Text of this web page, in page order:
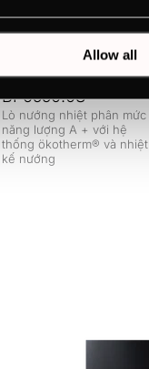
Allow all
BP6550.0S
Lò nướng nhiệt phân mức
năng lượng A + với hệ
thống ökotherm® và nhiệt
kế nướng